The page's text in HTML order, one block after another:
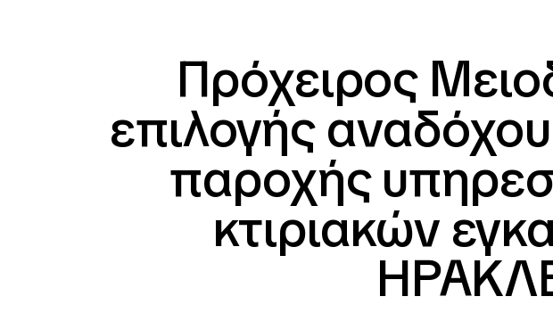
Πρόχειρος
επιλογής
παροχής
κτιριακών